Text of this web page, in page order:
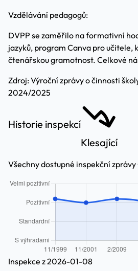
Vzdělávání pedagogů:
DVPP se zaměřilo na formativní
jazyků, program Canva pro učitele,
čtenářskou gramotnost. Celkové
Zdroj: Výroční zprávy o činnosti
2024/2025
Historie inspekcí
Klesající
Všechny dostupné inspekční zprávy
Inspekce z 2026-01-08